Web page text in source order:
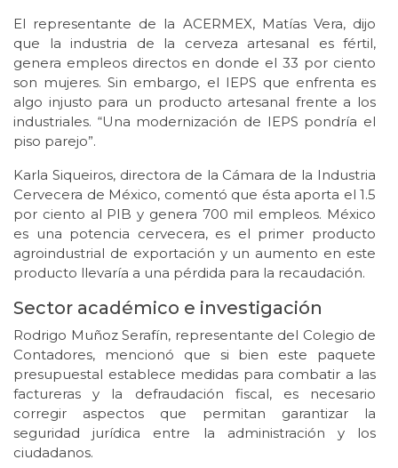
El representante de la ACERMEX, Matías Vera, dijo
que la industria de la cerveza artesanal es fértil,
genera empleos directos en donde el 33 por ciento
son mujeres. Sin embargo, el IEPS que enfrenta es
algo injusto para un producto artesanal frente a los
industriales. “Una modernización de IEPS pondría el
piso parejo”.
Karla Siqueiros, directora de la Cámara de la Industria
Cervecera de México, comentó que ésta aporta el 1.5
por ciento al PIB y genera 700 mil empleos. México
es una potencia cervecera, es el primer producto
agroindustrial de exportación y un aumento en este
producto llevaría a una pérdida para la recaudación.
Sector académico e investigación
Rodrigo Muñoz Serafín, representante del Colegio de
Contadores, mencionó que si bien este paquete
presupuestal establece medidas para combatir a las
factureras y la defraudación fiscal, es necesario
corregir aspectos que permitan garantizar la
seguridad jurídica entre la administración y los
ciudadanos.